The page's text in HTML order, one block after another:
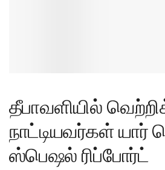
தீபாவளியில்
நாட்டியவர்கள் யார்
ஸ்பெஷல் ரிப்போர்ட்